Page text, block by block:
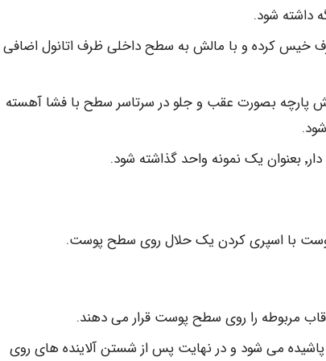
داشته شود.
خیس کرده و با مالش به سطح داخلی ظرف اتانول اضافی
پارچه بصورت عقب و جلو در سرتاسر سطح با فشا آهسته
با اسپری کردن یک حلال روی سطح پوست.
و به سطح پوست پاشیده می شود و در نهایت پس از شستن آلاینده های روی